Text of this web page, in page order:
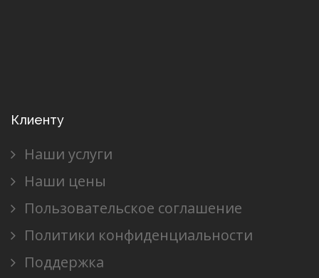
Клиенту
Наши услуги
Наши цены
Пользовательское соглашение
Политики конфиденциальности
Поддержка